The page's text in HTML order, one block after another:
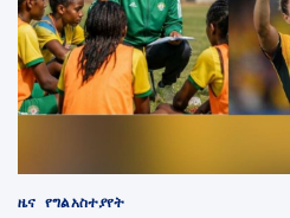
ዜና የግል አስተያየት